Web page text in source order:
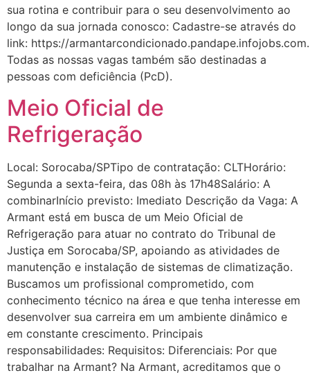
sua rotina e contribuir para o seu desenvolvimento ao
longo da sua jornada conosco: Cadastre-se através do
link: https://
Todas as nossas vagas também são destinadas a
pessoas com deficiência (PcD).
Meio Oficial de
Refrigeração
Local: Sorocaba/SPTipo de contratação: CLTHorário:
Segunda a sexta-feira, das 08h às 17h48Salário: A
combinarInício previsto: Imediato Descrição da Vaga: A
Armant está em busca de um Meio Oficial de
Refrigeração para atuar no contrato do Tribunal de
Justiça em Sorocaba/SP, apoiando as atividades de
manutenção e instalação de sistemas de climatização.
Buscamos um profissional comprometido, com
conhecimento técnico na área e que tenha interesse em
desenvolver sua carreira em um ambiente dinâmico e
em constante crescimento. Principais
responsabilidades: Requisitos: Diferenciais: Por que
trabalhar na Armant? Na Armant, acreditamos que o